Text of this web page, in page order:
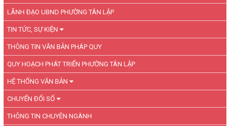
LÃNH ĐẠO UBND PHƯỜNG TÂN LẬP
TIN TỨC, SỰ KIỆN
THÔNG TIN VĂN BẢN PHÁP QUY
QUY HOẠCH PHÁT TRIỂN PHƯỜNG TÂN LẬP
HỆ THỐNG VĂN BẢN
CHUYỂN ĐỔI SỐ
THÔNG TIN CHUYÊN NGÀNH